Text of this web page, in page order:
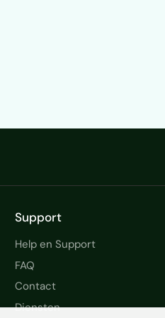
Support
Help en Support
FAQ
Contact
Diensten